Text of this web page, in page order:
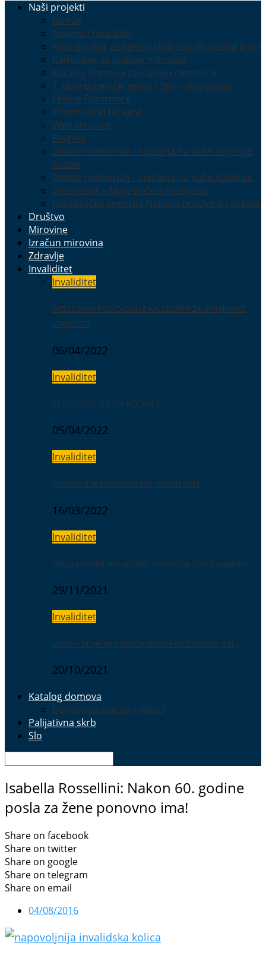
Naši projekti
Famax
Novine Treća dob
Koordinator za njegu i skrb starijih osoba u RH
Kalkulator za izračun mirovina
Katalog domova za starije i nemoćne
1. umirovljenički servis i 50+ – moj posao
Online Osmrtnice
Informatički tečajevi
Web stranice
Blogovi
Online memoriali – sjećanja na naše najmilije
osobe
Online memoriali – sjećanja na naše ljubimce
Spomenar – Moje vječno putovanje
Istraživačka agencija Najbolji proizvodi i usluge
Društvo
Mirovine
Izračun mirovina
Zdravlje
Invaliditet
Invaliditet
MEDICINSKI PROIZVODI IZ KALLDORFA ZA UKRAJINSKE
IZBJEGLICE
06/04/2022
Invaliditet
PET SUZA ZA ZLATKA BOČKALA
05/04/2022
Invaliditet
Obilježava se Nacionalni dan invalida rada
16/03/2022
Invaliditet
Udruga Zamisli kroz projekt „Pomoć na dlanu“ zaposlila…
29/11/2021
Invaliditet
Lijekovi za liječenje cistične fibroze na Osnovnoj listi…
20/10/2021
Katalog domova
Domovi za starije – vijesti
Palijativna skrb
Slo
Isabella Rossellini: Nakon 60. godine
posla za žene ponovno ima!
Share on facebook
Share on twitter
Share on google
Share on telegram
Share on email
04/08/2016